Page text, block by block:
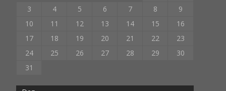
3
4 5 6 7 8
9
10
11 12 13 14 15
16
17
18 19 20 21 22
23
24
25 26 27 28 29
30
31